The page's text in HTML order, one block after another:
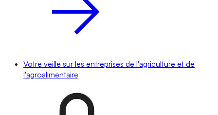
Votre veille sur les entreprises de l'agriculture et de
l'agroalimentaire